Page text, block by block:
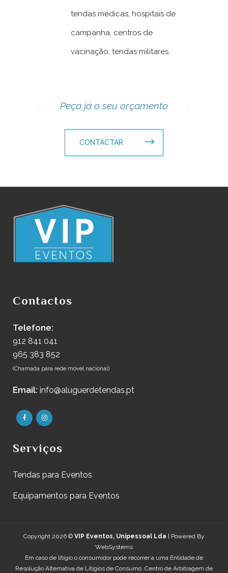
tendas médicas, hospitais de
campanha, centros de
vacinação, tendas militares.
Peça já o seu orçamento
CONTACTAR
Contactos
Telefone:
912 841 041
965 383 852
(Chamada para rede móvel nacional)
Email: info@aluguerdetendas.pt
Serviços
Tendas para Eventos
Equipamentos para Eventos
Copyright 2026 © VIP Eventos, Unipessoal Lda | Powered By
WebSystems
Em caso de litígio o consumidor pode recorrer a uma Entidade de
Resolução Alternativa de Litígios de Consumo. Centro de Arbitragem de